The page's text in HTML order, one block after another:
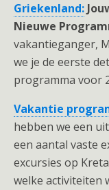
Griekenland:
Nieuwe
vakantieganger,
we je de eerste
programma voor
Vakantie
hebben we een
een aantal vaste
excursies op
welke activiteiten